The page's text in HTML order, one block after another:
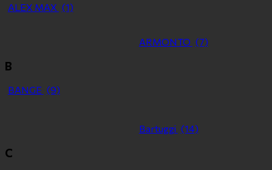
ALEX MAX (1)
ARMONTO (7)
B
BANGE (9)
Bartuggi (14)
C